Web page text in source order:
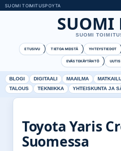
SUOMI TOIMITUSPOYTA
SUOMI
SUOMI
ETUSIVU TIETOA MEISTÄ YHTEYSTIEDOT
EVÄSTEKÄYTÄNTÖ
BLOGI DIGITAALI MAAILMA
TALOUS
TEKNIIKKA YHTEISKUNTA JA
Toyota Yaris
Suomessa